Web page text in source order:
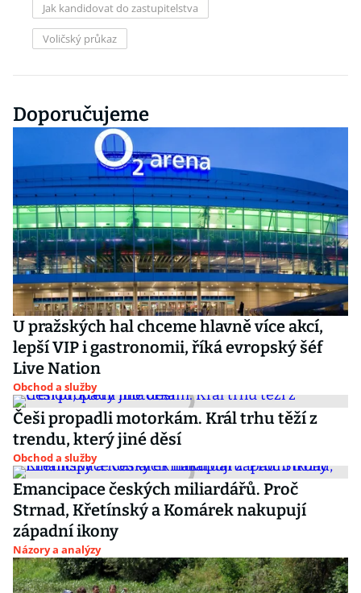
Jak kandidovat do zastupitelstva
Voličský průkaz
Doporučujeme
U pražských hal chceme hlavně více akcí,
lepší VIP i gastronomii, říká evropský šéf
Live Nation
Obchod a služby
Češi propadli motorkám. Král trhu těží z
trendu, který jiné děsí
Obchod a služby
Emancipace českých miliardářů. Proč
Strnad, Křetínský a Komárek nakupují
západní ikony
Názory a analýzy